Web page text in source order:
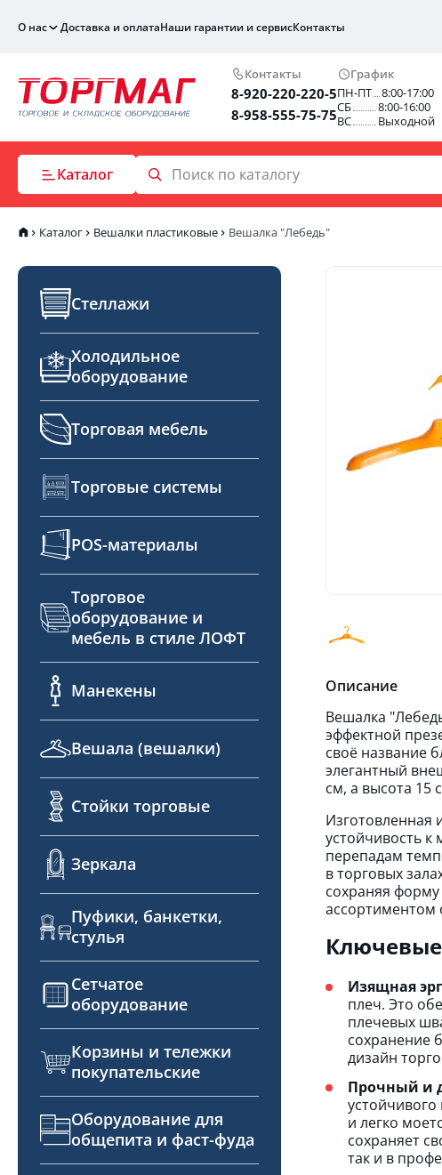
О нас Доставка и оплатаНаши гарантии и сервисКонтакты
Контакты
8-920-220-220-5
8-958-555-75-75
График
ПН-ПТ
8:00-17:00
СБ
8:00-16:00
ВС
Выходной
Каталог
Каталог Вешалки пластиковые Вешалка "Лебедь"
Стеллажи
Холодильное
оборудование
Торговая мебель
Торговые системы
POS-материалы
Торговое
оборудование и
мебель в стиле ЛОФТ
Манекены
Вешала (вешалки)
Стойки торговые
Зеркала
Пуфики, банкетки,
стулья
Сетчатое
оборудование
Корзины и тележки
покупательские
Оборудование для
общепита и фаст-фуда
Описание
Вешалка
эффектной
своё название
элегантный
см, а высота 15
Изготовленная
устойчивость
перепадам
в торговых
сохраняя
ассортиментом
Изящная
плеч. Это
плечевых
сохранение
дизайн
Прочный и
и легко
сохраняет
так и в